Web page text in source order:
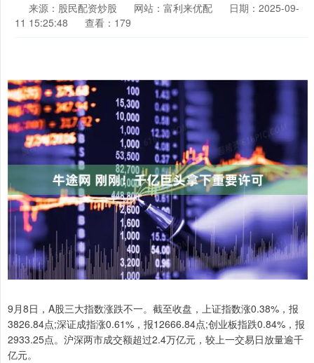
来源：股民配资炒股 网站：富利来优配
日期：2025-09-
11 15:25:48
查看：179
9月8日，A股三大指数涨跌不一。截至收盘，上证指数涨0.38%，报
3826.84点;深证成指涨0.61%，报12666.84点;创业板指跌0.84%，报
2933.25点。沪深两市成交额超过2.4万亿元，较上一交易日放量逾千
亿元。